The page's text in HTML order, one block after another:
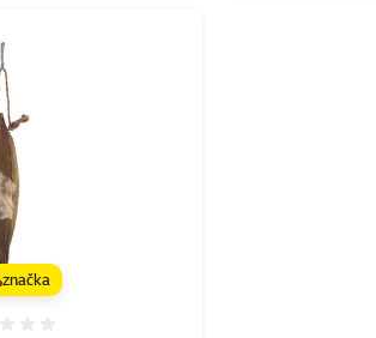
značka